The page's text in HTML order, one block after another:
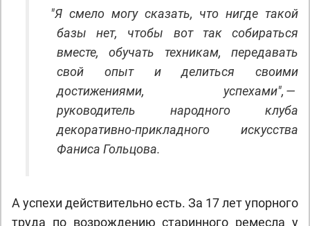
"Я смело могу сказать, что нигде такой
базы нет, чтобы вот так собираться
вместе, обучать техникам, передавать
свой опыт и делиться своими
достижениями, успехами", —
руководитель народного клуба
декоративно-прикладного искусства
Фаниса Гольцова.
А успехи действительно есть. За 17 лет упорного
труда по возрождению старинного ремесла у